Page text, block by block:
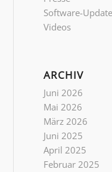
Software-
Videos
ARCHIV
Juni 2026
Mai 2026
März 2026
Juni 2025
April 2025
Februar 2025